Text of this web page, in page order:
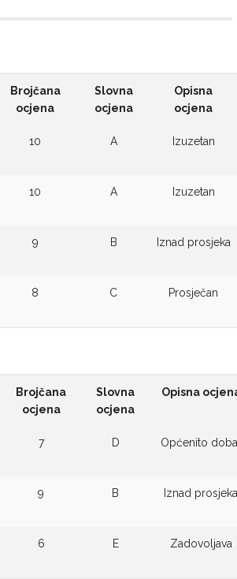
Brojčana
ocjena
Slovna
ocjena
Opisna
ocjena
10 A Izuzetan
10 A Izuzetan
9 B Iznad prosjeka
8 C Prosječan
Brojčana
ocjena
Slovna
ocjena
Opisna
7 D Općenito
9 B Iznad prosjeka
6 E Zadovoljava